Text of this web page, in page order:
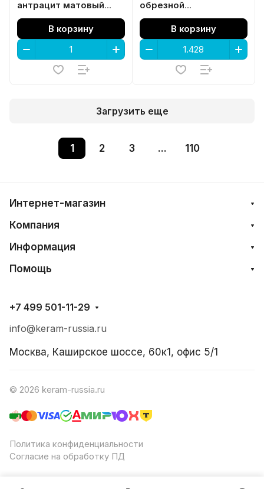
антрацит матовый
обрезной 33x33x0,9
В корзину
обрезной
119,5x119,5x0,9
В корзину
Загрузить еще
1 2 3 ... 110
Интернет-магазин
Компания
Информация
Помощь
+7 499 501-11-29
info@keram-russia.ru
Москва, Каширское шоссе, 60к1, офис 5/1
© 2026 keram-russia.ru
Политика конфиденциальности
Согласие на обработку ПД